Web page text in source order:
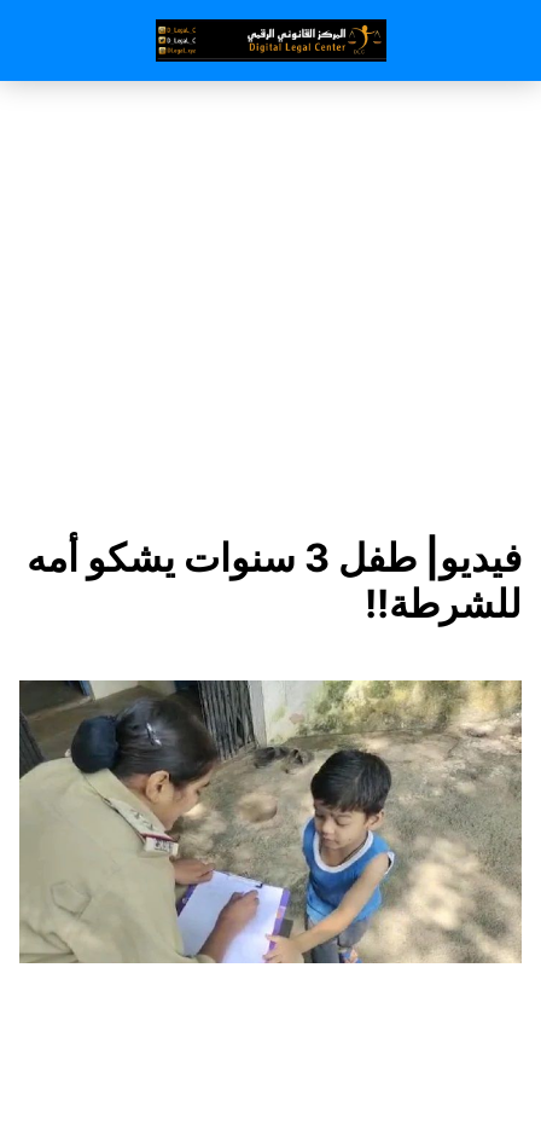
فيديو| طفل 3 سنوات يشكو أمه
للشرطة!!